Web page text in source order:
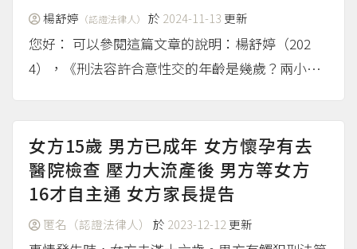
楊舒婷 （認證法律人） 於 2024-11-13 更新
您好： 可以參閱這篇文章的說明：楊舒婷（202
4），《刑法容許合意性交的年齡是幾歲？兩小無
女方15歲 男方已成年 女方懷孕有去
醫院檢查 壓力大流產後 男方等女方
16才自主通 女方家長提告
匿名（認證法律人） 於 2023-12-12 更新